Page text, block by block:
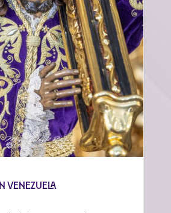
Venezuela